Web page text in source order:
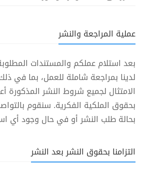
عملية المراجعة والنشر
بعد استلام عملكم والمستندات
لدينا بمراجعة شاملة للعمل، بما في
الامتثال لجميع شروط النشر المذكورة
بحقوق الملكية الفكرية. سنقوم
بحالة طلب النشر أو في حال وجود أي
التزامنا بحقوق النشر بعد النشر